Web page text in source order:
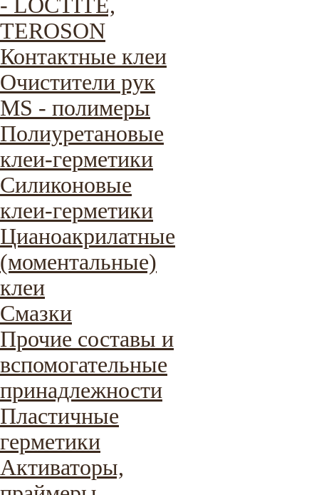
- LOCTITE,
TEROSON
Контактные клеи
Очистители рук
MS - полимеры
Полиуретановые
клеи-герметики
Силиконовые
клеи-герметики
Цианоакрилатные
(моментальные)
клеи
Смазки
Прочие составы и
вспомогательные
принадлежности
Пластичные
герметики
Активаторы,